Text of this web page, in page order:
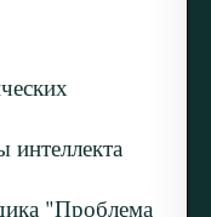
интеллекта
"Проблема